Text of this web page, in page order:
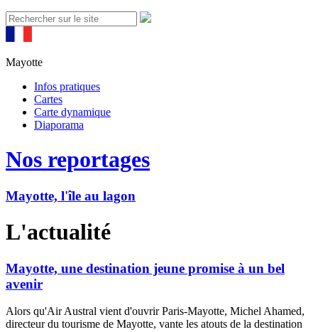
Mayotte
Infos pratiques
Cartes
Carte dynamique
Diaporama
Nos reportages
Mayotte, l'île au lagon
L'actualité
Mayotte, une destination jeune promise à un bel
avenir
Alors qu'Air Austral vient d'ouvrir Paris-Mayotte, Michel Ahamed,
directeur du tourisme de Mayotte, vante les atouts de la destination